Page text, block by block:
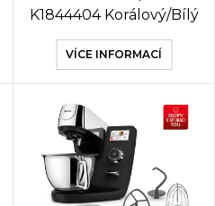
K1844404 Korálový/Bílý
VÍCE INFORMACÍ